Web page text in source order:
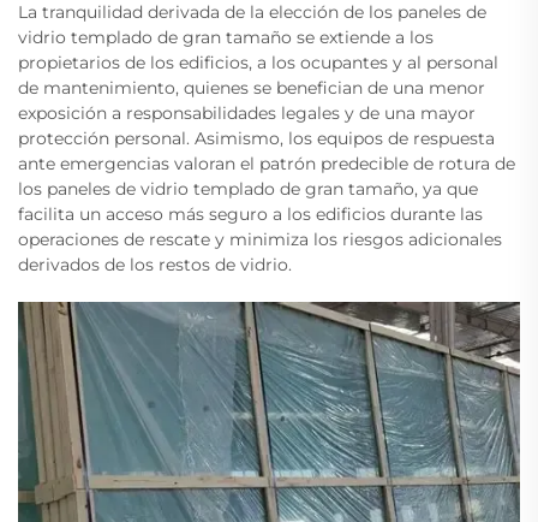
La tranquilidad derivada de la elección de los paneles de
vidrio templado de gran tamaño se extiende a los
propietarios de los edificios, a los ocupantes y al personal
de mantenimiento, quienes se benefician de una menor
exposición a responsabilidades legales y de una mayor
protección personal. Asimismo, los equipos de respuesta
ante emergencias valoran el patrón predecible de rotura de
los paneles de vidrio templado de gran tamaño, ya que
facilita un acceso más seguro a los edificios durante las
operaciones de rescate y minimiza los riesgos adicionales
derivados de los restos de vidrio.